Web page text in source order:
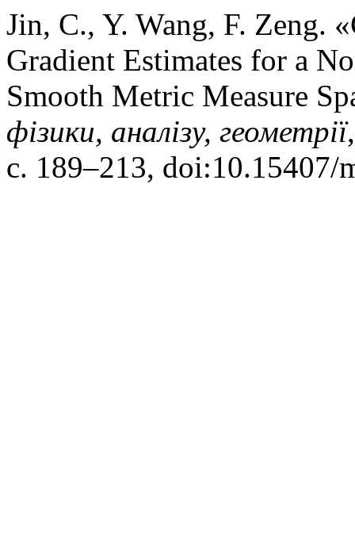
Jin, C., Y. Wang, F. Zeng.
Gradient Estimates for a
Smooth Metric Measure
фізики, аналізу, геометрії
с. 189–213, doi:10.15407/